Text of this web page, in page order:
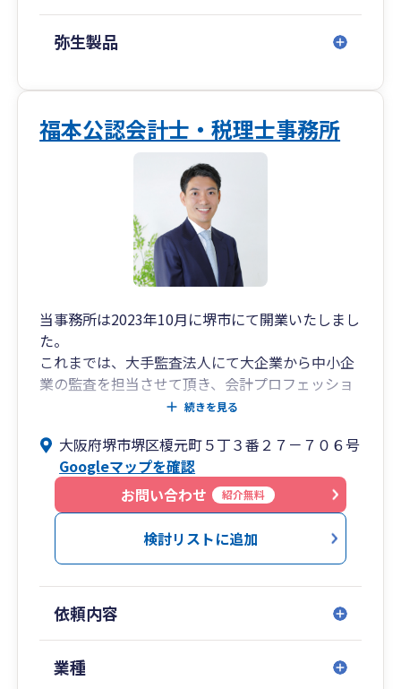
弥生製品
福本公認会計士・税理士事務所
当事務所は2023年10月に堺市にて開業いたしまし
た。
これまでは、大手監査法人にて大企業から中小企
業の監査を担当させて頂き、会計プロフェッショ
ナルとして約13年の経験を積んでおります。
応をしていきたいと思いますので、宜しくお願い
致します。
皆様とお会いできるのを楽しみにしております。
続きを見る
大阪府堺市堺区榎元町５丁３番２７－７０６号
Googleマップを確認
お問い合わせ
紹介無料
検討リストに追加
依頼内容
業種